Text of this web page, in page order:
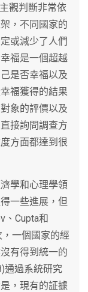
觀判斷非常依
，不同國家的
或減少了人們
福是一個超越
是否幸福以及
福獲得的結果
象的評價以及
接詢問調查方
方面都達到很
學和心理學領
一些進展，但
、Cupta和
一個國家的經
有得到統一的
通過系統研究
，現有的証據